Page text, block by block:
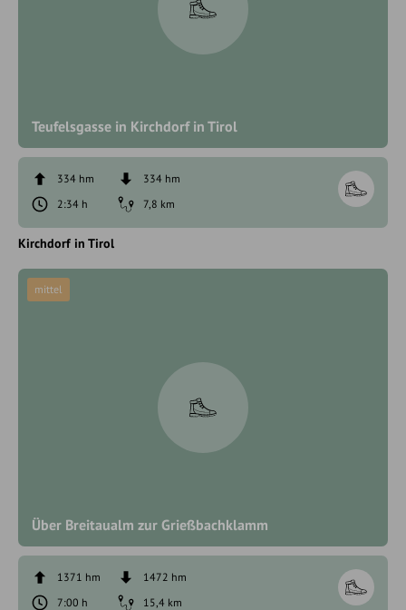
Teufelsgasse in Kirchdorf in Tirol
334 hm
334 hm
2:34 h
7,8 km
Kirchdorf in Tirol
Über Breitaualm zur Grießbachklamm
mittel
1371 hm
1472 hm
7:00 h
15,4 km